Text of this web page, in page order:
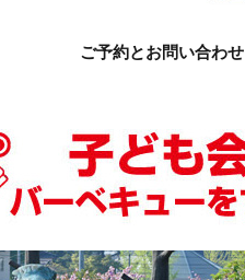
ご予約とお問い合わせ